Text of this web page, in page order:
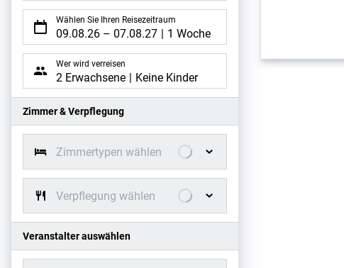
Wählen Sie Ihren Reisezeitraum
09.08.26 – 07.08.27 1 Woche
Wer wird verreisen
2 Erwachsene Keine Kinder
Zimmer & Verpflegung
Zimmertypen wählen
Verpflegung wählen
Veranstalter auswählen